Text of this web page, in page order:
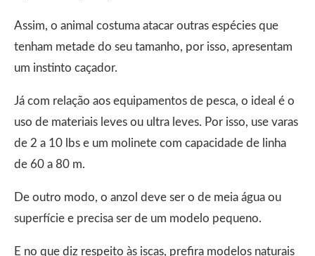
Assim, o animal costuma atacar outras espécies que
tenham metade do seu tamanho, por isso, apresentam
um instinto caçador.
Já com relação aos equipamentos de pesca, o ideal é o
uso de materiais leves ou ultra leves. Por isso, use varas
de 2 a 10 lbs e um molinete com capacidade de linha
de 60 a 80 m.
De outro modo, o anzol deve ser o de meia água ou
superfície e precisa ser de um modelo pequeno.
E no que diz respeito às iscas, prefira modelos naturais